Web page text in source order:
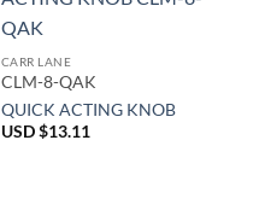
CARR LANE
CLM-8-QAK
QUICK ACTING KNOB
USD $13.11